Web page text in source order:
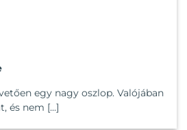
egy nagy oszlop. Valójában
és nem [...]